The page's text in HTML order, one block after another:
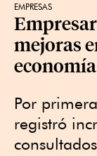
EMPRESAS
mejoras
Por
registró